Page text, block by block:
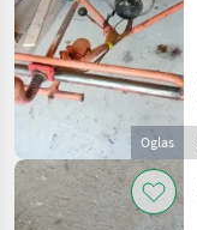
Oglas